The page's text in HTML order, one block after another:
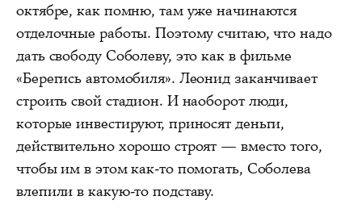
октябре, как помню, там уже начинаются
отделочные работы. Поэтому считаю, что надо
дать свободу Соболеву, это как в фильме
«Берегись автомобиля». Леонид заканчивает
строить свой стадион. И наоборот люди,
которые инвестируют, приносят деньги,
действительно хорошо строят — вместо того,
чтобы им в этом как-то помогать, Соболева
влепили в какую-то подставу.